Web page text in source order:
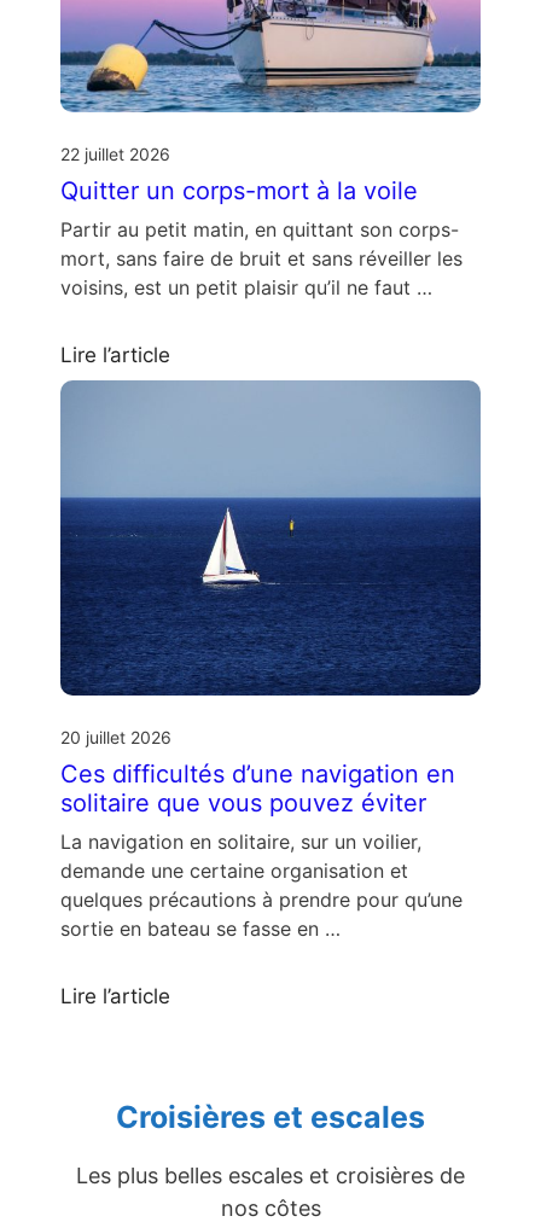
22 juillet 2026
Quitter un corps-mort à la voile
Partir au petit matin, en quittant son corps-
mort, sans faire de bruit et sans réveiller les
voisins, est un petit plaisir qu’il ne faut …
Lire l’article
20 juillet 2026
Ces difficultés d’une navigation en
solitaire que vous pouvez éviter
La navigation en solitaire, sur un voilier,
demande une certaine organisation et
quelques précautions à prendre pour qu’une
sortie en bateau se fasse en …
Lire l’article
Croisières et escales
Les plus belles escales et croisières de
nos côtes